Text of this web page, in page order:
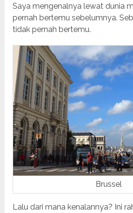
Saya mengenalnya lewat dunia
pernah bertemu sebelumnya.
tidak pernah bertemu.
Brussel
Lalu dari mana kenalannya? Ini